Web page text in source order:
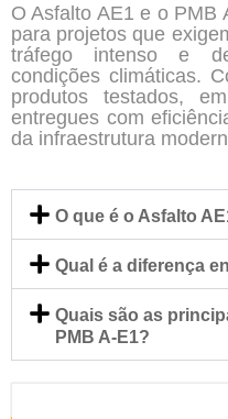
O Asfalto AE1 e o PMB
para projetos que
tráfego intenso e
condições climáticas.
produtos testados,
entregues com
da infraestrutura
O que é o Asfalto
Qual é a diferença
Quais são as
PMB A-E1?